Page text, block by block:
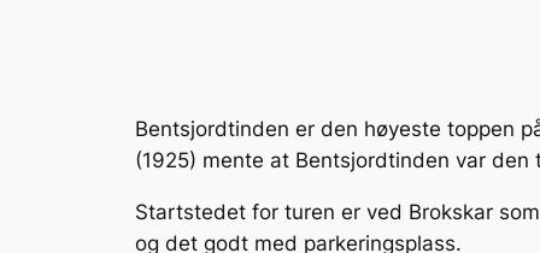
Bentsjordtinden er den høyeste toppen
(1925) mente at Bentsjordtinden var
Startstedet for turen er ved Brokskar
og det godt med parkeringsplass.